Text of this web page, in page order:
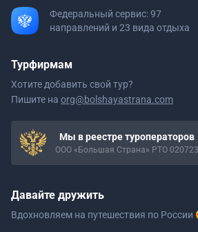
Федеральный сервис: 97
направлений и 23 вида отдыха
Турфирмам
Хотите добавить свой тур?
Пишите на org@bolshayastrana.com
Мы в реестре туроператоров
ООО «Большая Страна» РТО 020723
Давайте дружить
Вдохновляем на путешествия по России